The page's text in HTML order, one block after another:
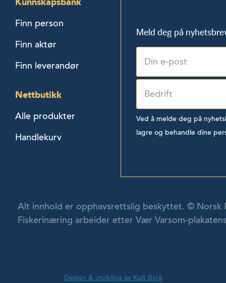
Finn person
Finn aktør
Finn leverandør
Nettbutikk
Alle produkter
Handlekurv
Meld deg på
Ved å melde deg på
lagre og behandle dine
Alt innhold er opphavsrettslig beskyttet. © Norsk
Fiskerinæring arbeider etter Vær Varsom-
Design & utvikling av Kult Byrå